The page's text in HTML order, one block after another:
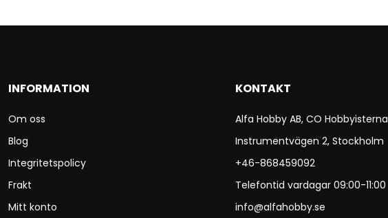
INFORMATION
Om oss
Blog
Integritetspolicy
Frakt
Mitt konto
KONTAKT
Alfa Hobby AB, CO Hobbyisterna
Instrumentvägen 2, Stockholm
+46-868459092
Telefontid vardagar 09:00-11:00
info@alfahobby.se